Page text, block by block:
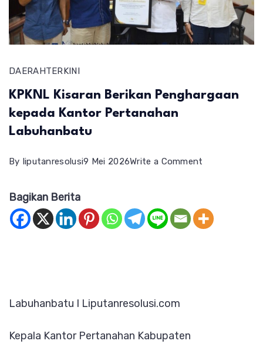
DAERAHTERKINI
KPKNL Kisaran Berikan Penghargaan
kepada Kantor Pertanahan
Labuhanbatu
By liputanresolusi9 Mei 2026Write a Comment
Berikan
Bagikan Berita
Labuhanbatu I Liputanresolusi.com
Kepala Kantor Pertanahan Kabupaten